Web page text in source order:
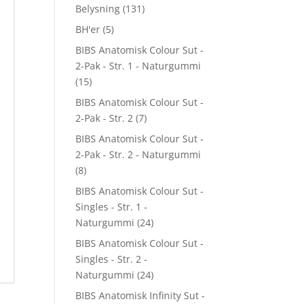
Belysning (131)
BH'er (5)
BIBS Anatomisk Colour Sut -
2-Pak - Str. 1 - Naturgummi
(15)
BIBS Anatomisk Colour Sut -
2-Pak - Str. 2 (7)
BIBS Anatomisk Colour Sut -
2-Pak - Str. 2 - Naturgummi
(8)
BIBS Anatomisk Colour Sut -
Singles - Str. 1 -
Naturgummi (24)
BIBS Anatomisk Colour Sut -
Singles - Str. 2 -
Naturgummi (24)
BIBS Anatomisk Infinity Sut -